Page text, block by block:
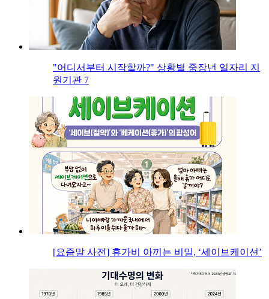
"어디서부터 시작할까?" 상황별 중장년 일자리 지
원기관 7
[요즘말 사전] 휴가비 아끼는 비밀, ‘세이브케이션’